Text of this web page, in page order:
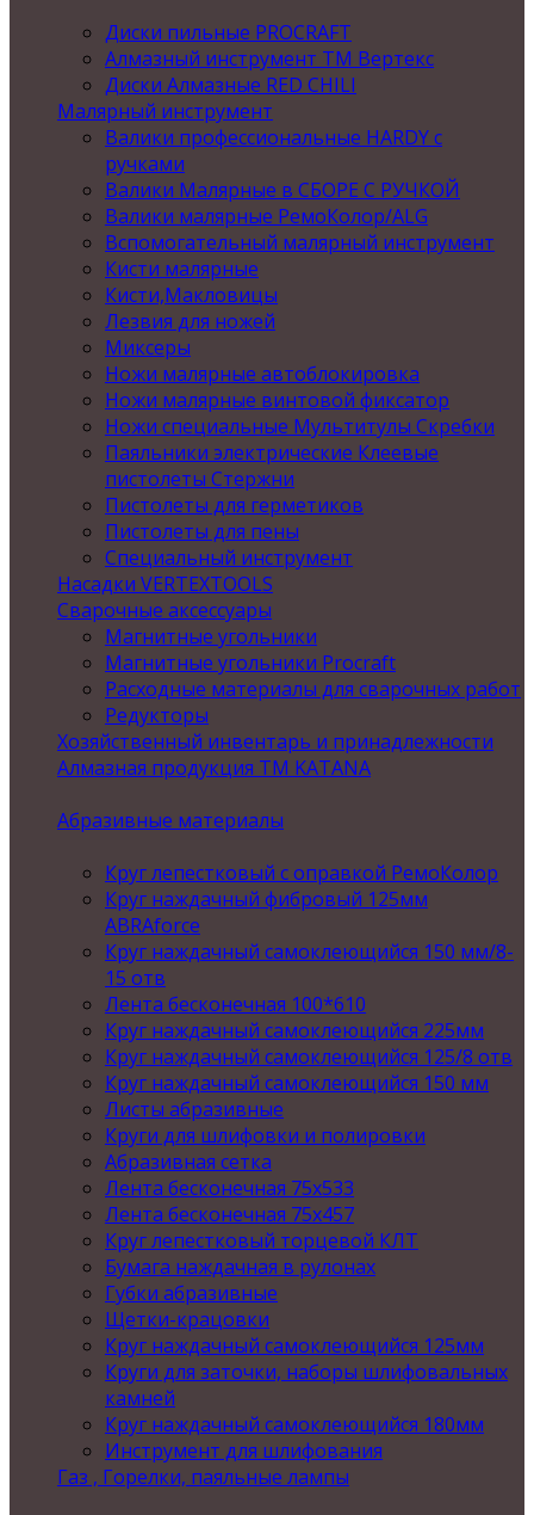
Диски пильные PROCRAFT
Алмазный инструмент ТМ Вертекс
Диски Алмазные RED CHILI
Малярный инструмент
Валики профессиональные HARDY с
ручками
Валики Малярные в СБОРЕ С РУЧКОЙ
Валики малярные РемоКолор/ALG
Вспомогательный малярный инструмент
Кисти малярные
Кисти,Макловицы
Лезвия для ножей
Миксеры
Ножи малярные автоблокировка
Ножи малярные винтовой фиксатор
Ножи специальные Мультитулы Скребки
Паяльники электрические Клеевые
пистолеты Стержни
Пистолеты для герметиков
Пистолеты для пены
Специальный инструмент
Насадки VERTEXTOOLS
Сварочные аксессуары
Магнитные угольники
Магнитные угольники Procraft
Расходные материалы для сварочных работ
Редукторы
Хозяйственный инвентарь и принадлежности
Алмазная продукция ТМ KATANA
Абразивные материалы
Круг лепестковый с оправкой РемоКолор
Круг наждачный фибровый 125мм
ABRAforce
Круг наждачный самоклеющийся 150 мм/8-
15 отв
Лента бесконечная 100*610
Круг наждачный самоклеющийся 225мм
Круг наждачный самоклеющийся 125/8 отв
Круг наждачный самоклеющийся 150 мм
Листы абразивные
Круги для шлифовки и полировки
Абразивная сетка
Лента бесконечная 75х533
Лента бесконечная 75х457
Круг лепестковый торцевой КЛТ
Бумага наждачная в рулонах
Губки абразивные
Щетки-крацовки
Круг наждачный самоклеющийся 125мм
Круги для заточки, наборы шлифовальных
камней
Круг наждачный самоклеющийся 180мм
Инструмент для шлифования
Газ , Горелки, паяльные лампы